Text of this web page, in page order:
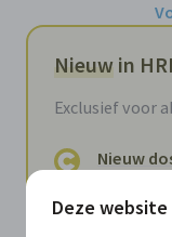
Deze
Nieuw in
Exclusief voor
Nieuw